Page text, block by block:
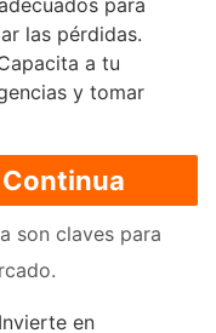
para
las pérdidas.
a tu
y tomar
son claves para
Invierte en